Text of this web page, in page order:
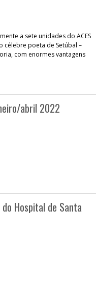
a sete unidades do ACES
célebre poeta de Setúbal –
com enormes vantagens
abril 2022
Hospital de Santa